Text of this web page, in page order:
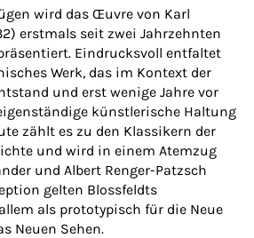
wird das Œuvre von Karl
erstmals seit zwei Jahrzehnten
Eindrucksvoll entfaltet
Werk, das im Kontext der
und erst wenige Jahre vor
künstlerische Haltung
zählt es zu den Klassikern der
und wird in einem Atemzug
und Albert Renger-Patzsch
gelten Blossfeldts
als prototypisch für die Neue
Neuen Sehen.